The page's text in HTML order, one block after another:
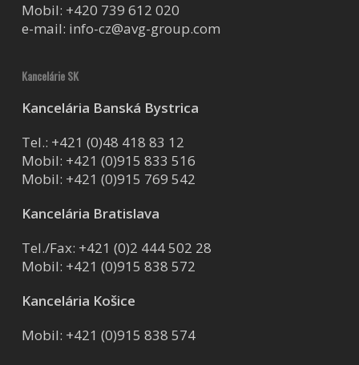
Mobil: +420 739 612 020
e-mail: info-cz@avg-group.com
Kancelárie SK
Kancelária Banská Bystrica
Tel.: +421 (0)48 418 83 12
Mobil: +421 (0)915 833 516
Mobil: +421 (0)915 769 542
Kancelária Bratislava
Tel./Fax: +421 (0)2 444 502 28
Mobil: +421 (0)915 838 572
Kancelária Košice
Mobil: +421 (0)915 838 574